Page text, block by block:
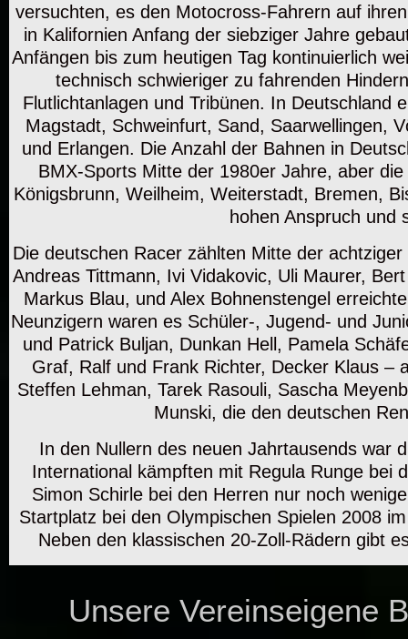
versuchten, es den Motocross-Fahrern auf
in Kalifornien Anfang der siebziger Jahre
Anfängen bis zum heutigen Tag kontinuierlich
technisch schwieriger zu fahrenden
Flutlichtanlagen und Tribünen. In Deutschland
Magstadt, Schweinfurt, Sand, Saarwellingen,
und Erlangen. Die Anzahl der Bahnen in
BMX-Sports Mitte der 1980er Jahre, aber
Königsbrunn, Weilheim, Weiterstadt, Bremen,
hohen Anspruch und
Die deutschen Racer zählten Mitte der
Andreas Tittmann, Ivi Vidakovic, Uli Maurer,
Markus Blau, und Alex Bohnenstengel
Neunzigern waren es Schüler-, Jugend- und
und Patrick Buljan, Dunkan Hell, Pamela
Graf, Ralf und Frank Richter, Decker Klaus –
Steffen Lehman, Tarek Rasouli, Sascha
Munski, die den deutschen
In den Nullern des neuen Jahrtausends war
International kämpften mit Regula Runge bei
Simon Schirle bei den Herren nur noch
Startplatz bei den Olympischen Spielen 2008
Neben den klassischen 20-Zoll-Rädern gibt
Unsere Vereinseigene